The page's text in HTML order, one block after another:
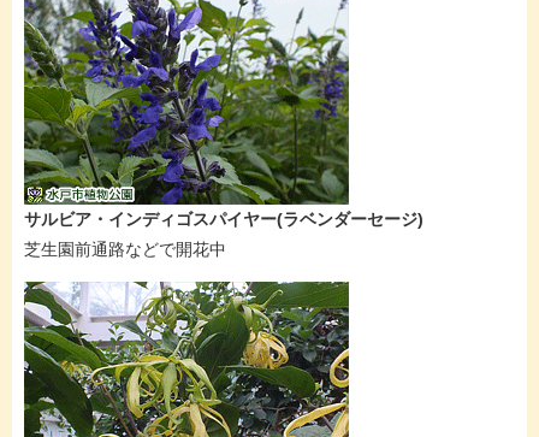
サルビア・インディゴスパイヤー(ラベンダーセージ)
芝生園前通路などで開花中